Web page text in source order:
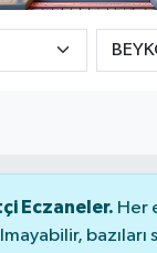
Eczaneler. Her
bazıları